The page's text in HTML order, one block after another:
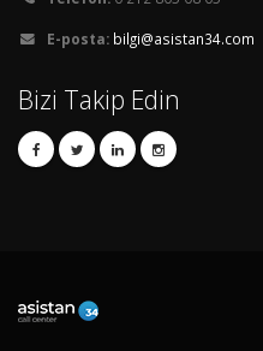
E-posta: bilgi@asistan34.com
Bizi Takip Edin